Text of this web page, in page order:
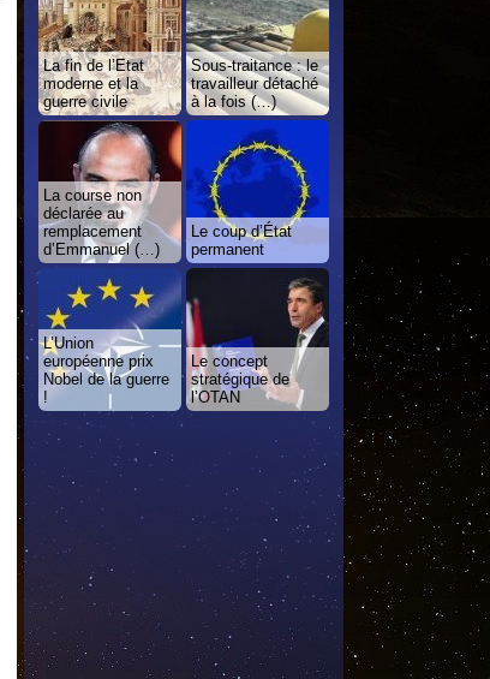
La fin de l’Etat
moderne et la
guerre civile
Sous-traitance : le
travailleur détaché
à la fois (…)
La course non
déclarée au
remplacement
d’Emmanuel (…)
Le coup d’État
permanent
L’Union
européenne prix
Nobel de la guerre
!
Le concept
stratégique de
l’OTAN